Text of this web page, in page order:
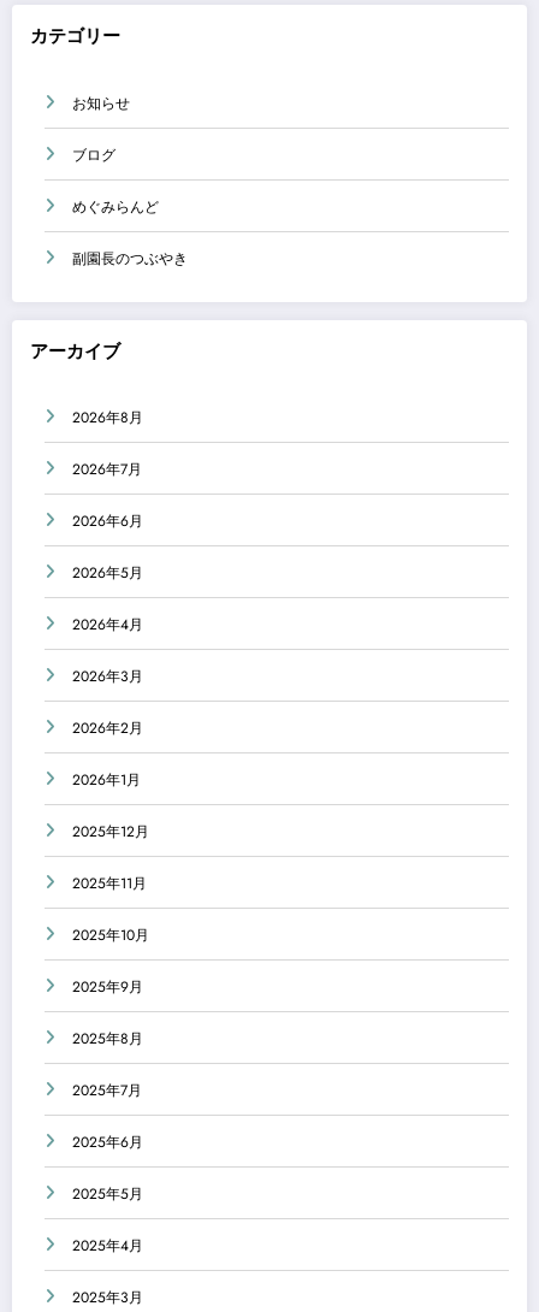
カテゴリー
お知らせ
ブログ
めぐみらんど
副園長のつぶやき
アーカイブ
2026年8月
2026年7月
2026年6月
2026年5月
2026年4月
2026年3月
2026年2月
2026年1月
2025年12月
2025年11月
2025年10月
2025年9月
2025年8月
2025年7月
2025年6月
2025年5月
2025年4月
2025年3月